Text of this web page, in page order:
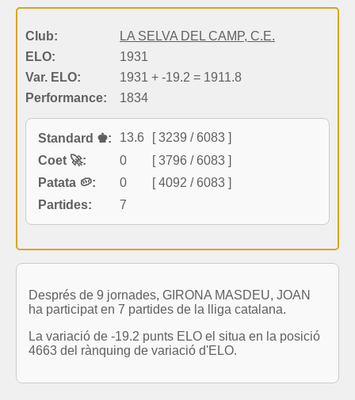
Club:
LA SELVA DEL CAMP, C.E.
ELO:
1931
Var. ELO:
1931 + -19.2 = 1911.8
Performance:
1834
Standard ♚: 13.6
[ 3239 / 6083 ]
Coet 🚀:
0
[ 3796 / 6083 ]
Patata 🥔:
0
[ 4092 / 6083 ]
Partides:
7
Després de 9 jornades, GIRONA MASDEU, JOAN
ha participat en 7 partides de la lliga catalana.
La variació de -19.2 punts ELO el situa en la posició
4663 del rànquing de variació d'ELO.